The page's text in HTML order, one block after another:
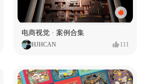
电商视觉 · 案例合集
HJHCAN 111